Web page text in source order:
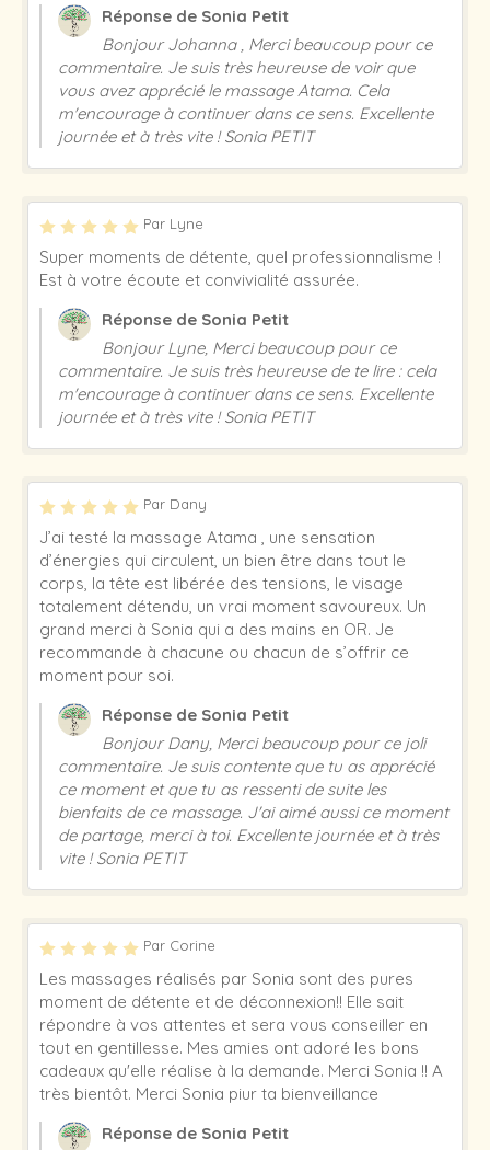
Réponse de Sonia Petit
Bonjour Johanna , Merci beaucoup pour ce
commentaire. Je suis très heureuse de voir que
vous avez apprécié le massage Atama. Cela
m'encourage à continuer dans ce sens. Excellente
journée et à très vite ! Sonia PETIT
Par Lyne
Super moments de détente, quel professionnalisme !
Est à votre écoute et convivialité assurée.
Réponse de Sonia Petit
Bonjour Lyne, Merci beaucoup pour ce
commentaire. Je suis très heureuse de te lire : cela
m'encourage à continuer dans ce sens. Excellente
journée et à très vite ! Sonia PETIT
Par Dany
J’ai testé la massage Atama , une sensation
d’énergies qui circulent, un bien être dans tout le
corps, la tête est libérée des tensions, le visage
totalement détendu, un vrai moment savoureux. Un
grand merci à Sonia qui a des mains en OR. Je
recommande à chacune ou chacun de s’offrir ce
moment pour soi.
Réponse de Sonia Petit
Bonjour Dany, Merci beaucoup pour ce joli
commentaire. Je suis contente que tu as apprécié
ce moment et que tu as ressenti de suite les
bienfaits de ce massage. J'ai aimé aussi ce moment
de partage, merci à toi. Excellente journée et à très
vite ! Sonia PETIT
Par Corine
Les massages réalisés par Sonia sont des pures
moment de détente et de déconnexion!! Elle sait
répondre à vos attentes et sera vous conseiller en
tout en gentillesse. Mes amies ont adoré les bons
cadeaux qu'elle réalise à la demande. Merci Sonia !! A
très bientôt. Merci Sonia piur ta bienveillance
Réponse de Sonia Petit